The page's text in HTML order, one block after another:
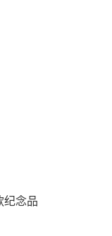
纪念品